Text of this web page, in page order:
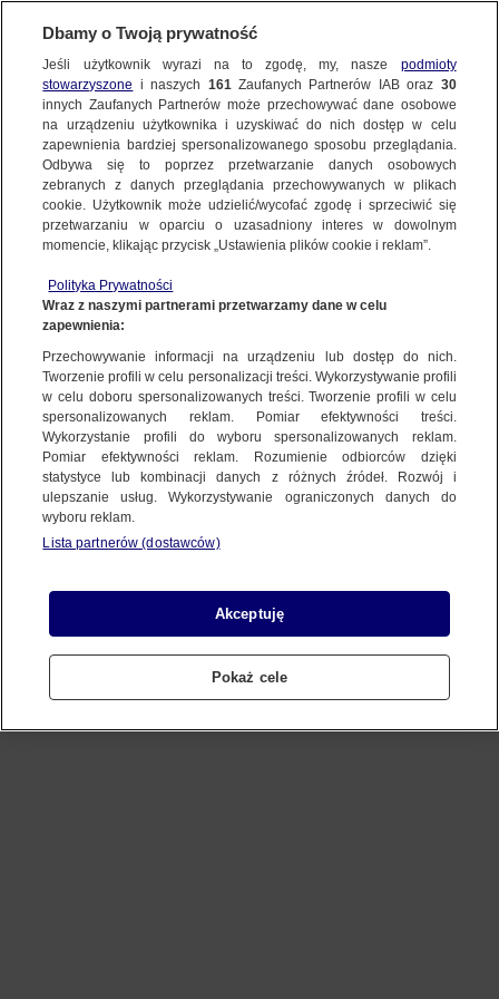
Oops!
Something went wrong. Please try
refreshing the app
Dbamy o Twoją prywatność
Jeśli użytkownik wyrazi na to zgodę, my, nasze podmioty
stowarzyszone i naszych 161Zaufanych Partnerów IAB oraz 30
innych Zaufanych Partnerów może przechowywać dane osobowe
na urządzeniu użytkownika i uzyskiwać do nich dostęp w celu
zapewnienia bardziej spersonalizowanego sposobu przeglądania.
Odbywa się to poprzez przetwarzanie danych osobowych
zebranych z danych przeglądania przechowywanych w plikach
cookie. Użytkownik może udzielić/wycofać zgodę i sprzeciwić się
przetwarzaniu w oparciu o uzasadniony interes w dowolnym
momencie, klikając przycisk „Ustawienia plików cookie i reklam”.
Polityka Prywatności
Wraz z naszymi partnerami przetwarzamy dane w celu
zapewnienia:
Przechowywanie informacji na urządzeniu lub dostęp do nich.
Tworzenie profili w celu personalizacji treści. Wykorzystywanie profili
w celu doboru spersonalizowanych treści. Tworzenie profili w celu
spersonalizowanych reklam. Pomiar efektywności treści.
Wykorzystanie profili do wyboru spersonalizowanych reklam.
Pomiar efektywności reklam. Rozumienie odbiorców dzięki
statystyce lub kombinacji danych z różnych źródeł. Rozwój i
ulepszanie usług. Wykorzystywanie ograniczonych danych do
wyboru reklam.
Lista partnerów (dostawców)
Akceptuję
Pokaż cele